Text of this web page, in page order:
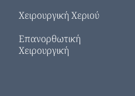
Χειρουργική Χεριού
Επανορθωτική
Χειρουργική